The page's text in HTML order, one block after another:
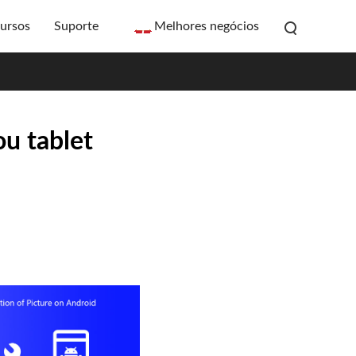
Suporte Melhores negócios
tablet